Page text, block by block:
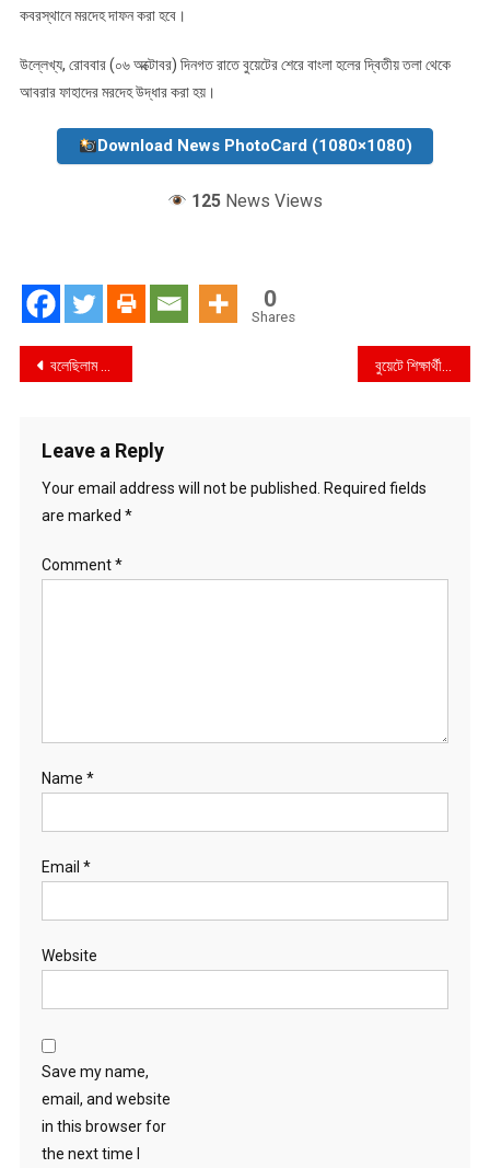
কবরস্থানে মরদেহ দাফন করা হবে।
উল্লেখ্য, রোববার (০৬ অক্টোবর) দিনগত রাতে বুয়েটের শেরে বাংলা হলের দ্বিতীয় তলা থেকে
আবরার ফাহাদের মরদেহ উদ্ধার করা হয়।
Download News PhotoCard (1080×1080)
125 News Views
0
Shares
Post
বলেছিলাম মেডিকেলে পড়তে, ছেলে আজ মেডিকেলের মর্গে
Leave a Reply
Your email address will not be published.
Required fields
are marked *
Comment*
Name *
Email *
Website
Save my name,
email, and website
in this browser for
the next time I